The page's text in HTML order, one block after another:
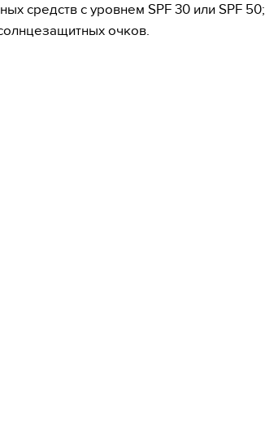
средств с уровнем SPF 30 или SPF 50;
очков.